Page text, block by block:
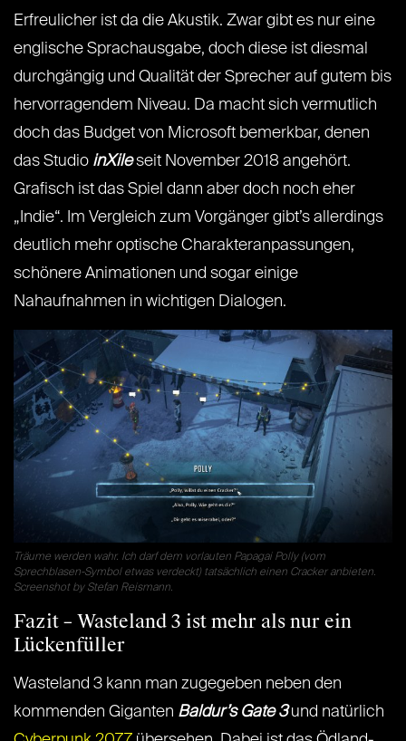
Erfreulicher ist da die Akustik. Zwar gibt es nur eine
englische Sprachausgabe, doch diese ist diesmal
durchgängig und Qualität der Sprecher auf gutem bis
hervorragendem Niveau. Da macht sich vermutlich
doch das Budget von Microsoft bemerkbar, denen
das Studio inXile seit November 2018 angehört.
Grafisch ist das Spiel dann aber doch noch eher
„Indie“. Im Vergleich zum Vorgänger gibt’s allerdings
deutlich mehr optische Charakteranpassungen,
schönere Animationen und sogar einige
Nahaufnahmen in wichtigen Dialogen.
Träume werden wahr. Ich darf dem vorlauten Papagai Polly (vom
Sprechblasen-Symbol etwas verdeckt) tatsächlich einen Cracker anbieten.
Screenshot by Stefan Reismann.
Fazit – Wasteland 3 ist mehr als nur ein
Lückenfüller
Wasteland 3 kann man zugegeben neben den
kommenden Giganten Baldur’s Gate 3und natürlich